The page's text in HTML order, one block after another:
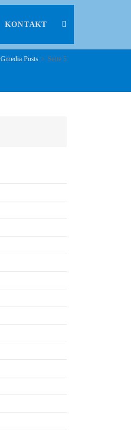
KONTAKT
Gmedia Posts > Seite 5